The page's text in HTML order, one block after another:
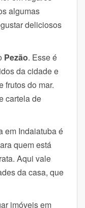
algumas
deliciosos
Pezão. Esse é
da cidade e
frutos do mar.
cartela de
em Indaiatuba é
quem está
Aqui vale
da casa, que
imóveis em